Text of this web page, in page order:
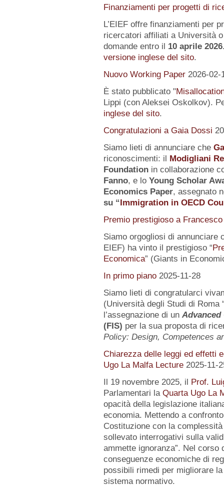
Finanziamenti per progetti di
L’EIEF offre finanziamenti per
ricercatori affiliati a Università
domande entro il 10 aprile 2026
versione inglese del sito.
Nuovo Working Paper 2026-02-
È stato pubblicato "
Lippi (con Aleksei Oskolkov).
inglese del sito.
Congratulazioni a Gaia Dossi
Siamo lieti di annunciare che
riconoscimenti: il Modigliani
Foundationin collaborazione
Fanno, e lo Young Scholar
Economics Paper, assegnato
su“Immigration in OECD
Premio prestigioso a
Siamo orgogliosi di annunciare
EIEF) ha vinto il prestigioso “
Economica” (Giants in
In primo piano 2025-11-28
Siamo lieti di congratularci
(Università degli Studi di Roma
l’assegnazione di un Advanced
(FIS) per la sua proposta di
Policy: Design, Competences
Chiarezza delle leggi ed effetti
Ugo La Malfa Lecture 2025-11-
Il 19 novembre 2025, il Prof.
Parlamentari la Quarta Ugo La
opacità della legislazione
economia. Mettendo a
Costituzione con la
sollevato interrogativi sulla
ammette ignoranza”. Nel corso
conseguenze economiche di
possibili rimedi per migliorare
sistema normativo.